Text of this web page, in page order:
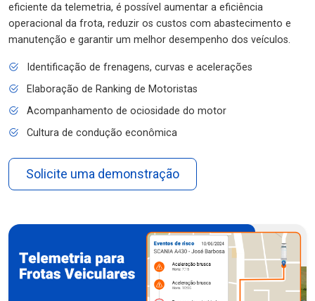
eficiente da telemetria, é possível aumentar a eficiência
operacional da frota, reduzir os custos com abastecimento e
manutenção e garantir um melhor desempenho dos veículos.
Identificação de frenagens, curvas e acelerações
Elaboração de Ranking de Motoristas
Acompanhamento de ociosidade do motor
Cultura de condução econômica
Solicite uma demonstração